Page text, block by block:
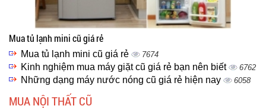
Mua tủ lạnh mini cũ giá rẻ
Mua tủ lạnh mini cũ giá rẻ 7674
Kinh nghiệm mua máy giặt cũ giá rẻ bạn nên biết 6762
Những dạng máy nước nóng cũ giá rẻ hiện nay 6058
MUA NỘI THẤT CŨ